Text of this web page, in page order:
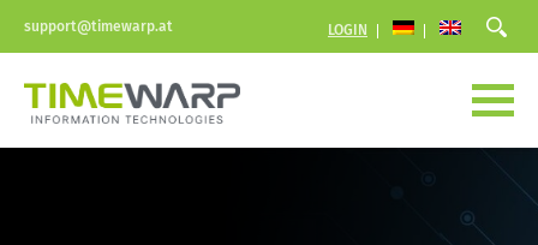
support@timewarp.at LOGIN